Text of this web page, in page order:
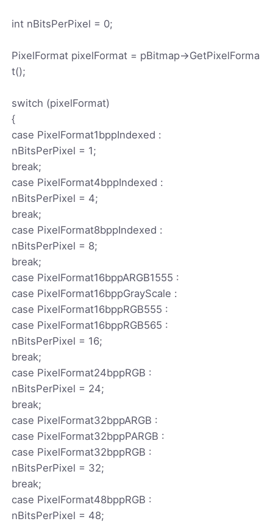
int nBitsPerPixel = 0;
PixelFormat pixelFormat = pBitmap->GetPixelForma
t();
switch (pixelFormat)
{
case PixelFormat1bppIndexed :
nBitsPerPixel = 1;
break;
case PixelFormat4bppIndexed :
nBitsPerPixel = 4;
break;
case PixelFormat8bppIndexed :
nBitsPerPixel = 8;
break;
case PixelFormat16bppARGB1555 :
case PixelFormat16bppGrayScale :
case PixelFormat16bppRGB555 :
case PixelFormat16bppRGB565 :
nBitsPerPixel = 16;
break;
case PixelFormat24bppRGB :
nBitsPerPixel = 24;
break;
case PixelFormat32bppARGB :
case PixelFormat32bppPARGB :
case PixelFormat32bppRGB :
nBitsPerPixel = 32;
break;
case PixelFormat48bppRGB :
nBitsPerPixel = 48;